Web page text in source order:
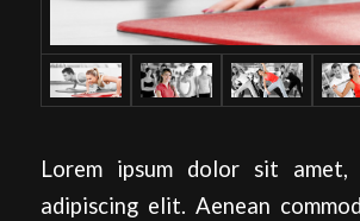
Lorem ipsum dolor sit amet,
adipiscing elit. Aenean